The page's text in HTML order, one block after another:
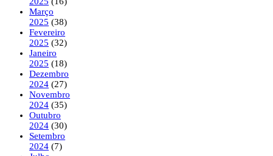
Março
2025 (38)
Fevereiro
2025 (32)
Janeiro
2025 (18)
Dezembro
2024 (27)
Novembro
2024 (35)
Outubro
2024 (30)
Setembro
2024 (7)